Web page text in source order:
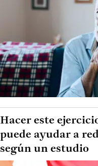
Hacer este
puede ayudar a
según un estudio